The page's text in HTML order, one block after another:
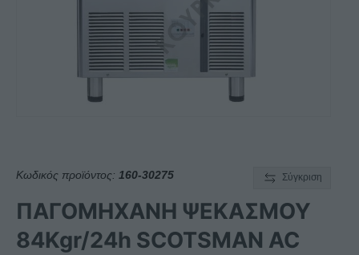
Κωδικός προϊόντος: 160-30275 Σύγκριση
ΠΑΓΟΜΗΧΑΝΗ ΨΕΚΑΣΜΟΥ
84Kgr/24h SCOTSMAN AC